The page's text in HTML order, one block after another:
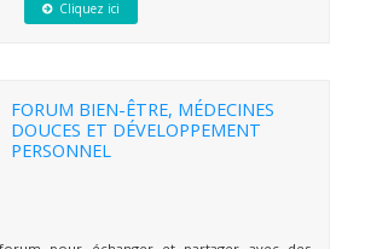
Cliquez ici
FORUM BIEN-ÊTRE, MÉDECINES
DOUCES ET DÉVELOPPEMENT
PERSONNEL